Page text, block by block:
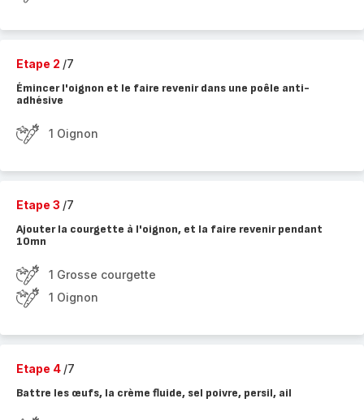
Etape 2 /7
Émincer l'oignon et le faire revenir dans une poêle anti-
adhésive
1 Oignon
Etape 3 /7
Ajouter la courgette à l'oignon, et la faire revenir pendant
10mn
1 Grosse courgette
1 Oignon
Etape 4 /7
Battre les œufs, la crème fluide, sel poivre, persil, ail